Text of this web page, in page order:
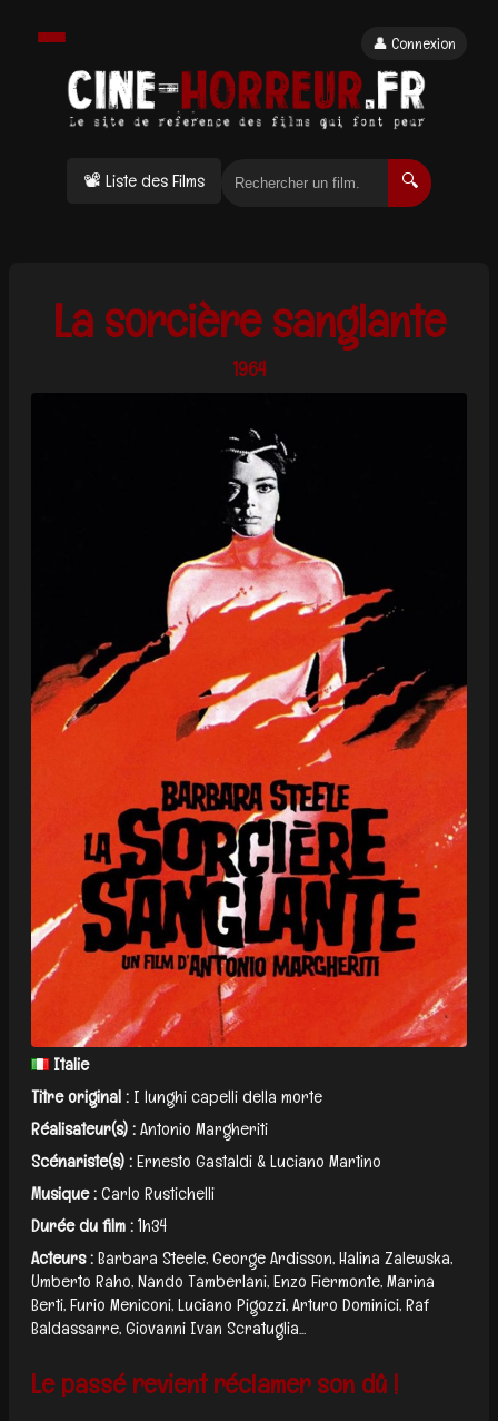
📽 Liste des Films 🔍
👤 Connexion
La sorcière sanglante
1964
Italie
Titre original : I lunghi capelli della morte
Réalisateur(s) :Antonio Margheriti
Scénariste(s) :Ernesto Gastaldi & Luciano Martino
Musique :Carlo Rustichelli
Durée du film :1h34
Acteurs :Barbara Steele, George Ardisson, Halina Zalewska,
Umberto Raho, Nando Tamberlani, Enzo Fiermonte, Marina
Berti, Furio Meniconi, Luciano Pigozzi, Arturo Dominici, Raf
Baldassarre, Giovanni Ivan Scratuglia...
Le passé revient réclamer son dû !